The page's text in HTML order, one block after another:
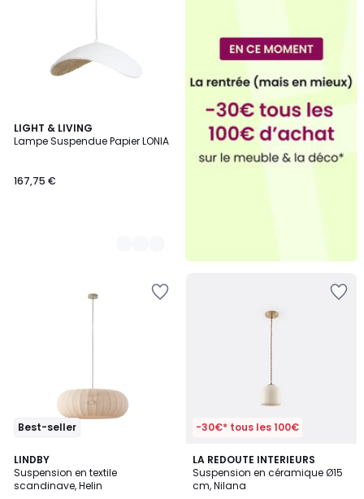
LIGHT & LIVING
Lampe Suspendue Papier LONIA
167,75 €
2
Couleurs
Best-seller
LINDBY
Suspension en textile
scandinave, Helin
-30€* tous les 100€
LA REDOUTE INTERIEURS
Suspension en céramique Ø15
cm, Nilana
4,9
/ 5
5
Couleurs